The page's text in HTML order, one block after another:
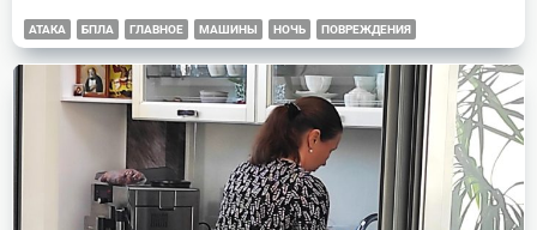
АТАКА БПЛА ГЛАВНОЕ МАШИНЫ НОЧЬ ПОВРЕЖДЕНИЯ